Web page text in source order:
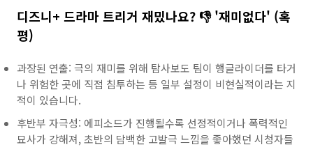
디즈니+ 드라마 트리거 재밌나요? 👎 '재미없다' (혹
평)
과장된 연출: 극의 재미를 위해 탐사보도 팀이 행글라이더를 타거
나 위험한 곳에 직접 침투하는 등 일부 설정이 비현실적이라는 지
적이 있습니다.
후반부 자극성: 에피소드가 진행될수록 선정적이거나 폭력적인
묘사가 강해져, 초반의 담백한 고발극 느낌을 좋아했던 시청자들